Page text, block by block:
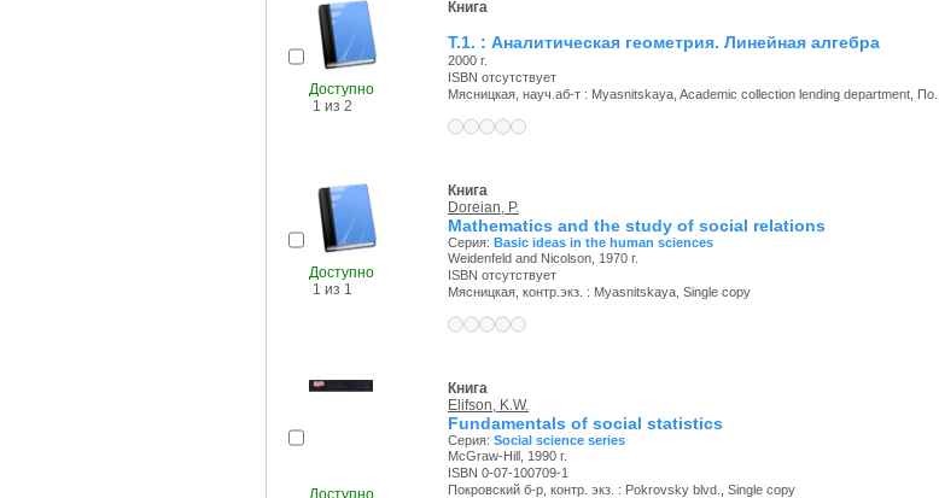
Доступно
1 из 2
Книга
Т.1. : Аналитическая геометрия. Линейная алгебра
2000 г.
ISBN отсутствует
Мясницкая, науч.аб-т : Myasnitskaya, Academic collection lending department, По...
Доступно
1 из 1
Книга
Doreian, P.
Mathematics and the study of social relations
Серия: Basic ideas in the human sciences
Weidenfeld and Nicolson, 1970 г.
ISBN отсутствует
Мясницкая, контр.экз. : Myasnitskaya, Single copy
Доступно
Книга
Elifson, K.W.
Fundamentals of social statistics
Серия: Social science series
McGraw-Hill, 1990 г.
ISBN 0-07-100709-1
Покровский б-р, контр. экз. : Pokrovsky blvd., Single copy